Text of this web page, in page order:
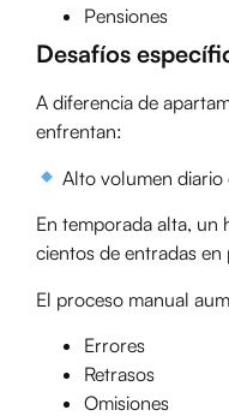
Pensiones
Desafíos
A diferencia de
enfrentan:
Alto volumen diario
En temporada alta, un
cientos de entradas en
El proceso manual
Errores
Retrasos
Omisiones